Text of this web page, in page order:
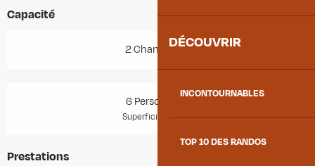
DÉCOUVRIR
INCONTOURNABLES
TOP 10 DES RANDOS
Capacité
2 Chambre(s)
6 Personne(s)
Superficie : 48 m
Prestations